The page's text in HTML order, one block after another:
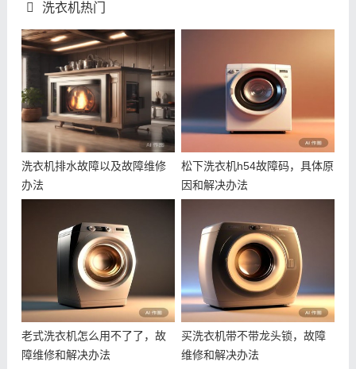
洗衣机热门
洗衣机排水故障以及故障维修
办法
松下洗衣机h54故障码，具体原
因和解决办法
老式洗衣机怎么用不了了，故
障维修和解决办法
买洗衣机带不带龙头锁，故障
维修和解决办法